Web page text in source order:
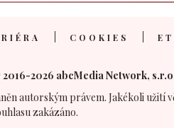
COOKIES
2026 abcMedia Network,
autorským právem. Jakékoli užití
zakázáno.